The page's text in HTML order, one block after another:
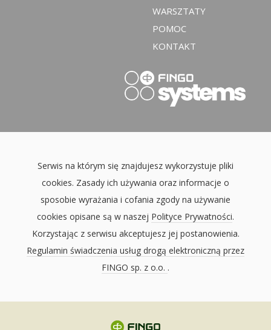
WARSZTATY
POMOC
KONTAKT
Serwis na którym się znajdujesz wykorzystuje pliki
cookies. Zasady ich używania oraz informacje o
sposobie wyrażania i cofania zgody na używanie
cookies opisane są w naszej Polityce Prywatności.
Korzystając z serwisu akceptujesz jej postanowienia.
Regulamin świadczenia usług drogą elektroniczną przez
FINGO sp. z o.o. .